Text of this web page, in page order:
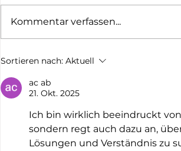
Berichterstattung und
Retraumatisierung: Leitfaden
für ethische Dokumentation
Kommentar verfassen...
Sortieren nach: Aktuell
ac ab
21. Okt. 2025
Ich bin wirklich beeindruckt
sondern regt auch dazu an,
Lösungen und Verständnis zu